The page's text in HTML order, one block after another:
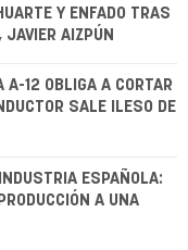
Y ENFADO TRAS
JAVIER AIZPÚN
A-12 OBLIGA A CORTAR
SALE ILESO DE
ESPAÑOLA:
A UNA